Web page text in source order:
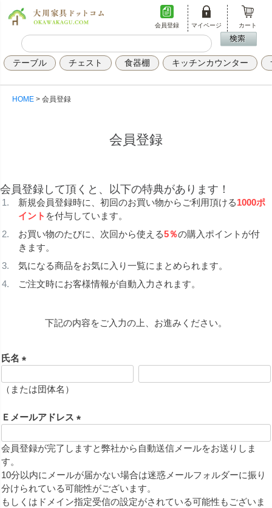
会員登録 マイページ カート
テーブル チェスト 食器棚 キッチンカウンター
HOME 会員登録
会員登録
会員登録して頂くと、以下の特典があります！
新規会員登録時に、初回のお買い物からご利用頂ける1000ポ
イント を付与しています。
お買い物のたびに、次回から使える5％の購入ポイントが付
きます。
気になる商品をお気に入り一覧にまとめられます。
ご注文時にお客様情報が自動入力されます。
下記の内容をご入力の上、お進みください。
氏名
必
)
（または団体名）
Ｅメールアドレス
必
)
会員登録が完了しますと弊社から自動送信メールをお送りしま
す。
10分以内にメールが届かない場合は迷惑メールフォルダーに振り
分けられている可能性がございます。
もしくはドメイン指定受信の設定がされている可能性もございま